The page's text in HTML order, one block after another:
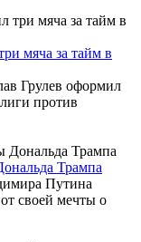
мяча за тайм в
Грулев оформил
против
Трампа
Путина
своей мечты о